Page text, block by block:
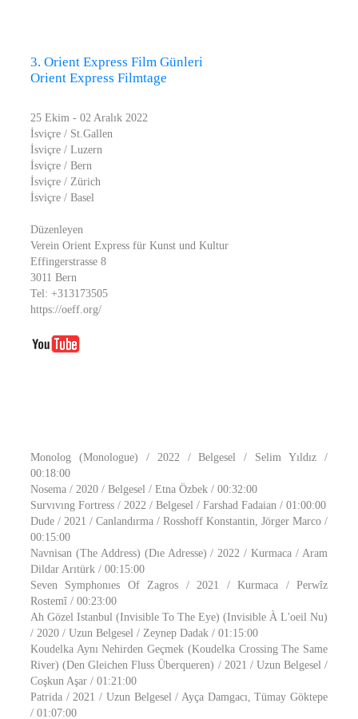
3. Orient Express Film Günleri
Orient Express Filmtage
25 Ekim - 02 Aralık 2022
İsviçre / St.Gallen
İsviçre / Luzern
İsviçre / Bern
İsviçre / Zürich
İsviçre / Basel
Düzenleyen
Verein Orient Express für Kunst und Kultur
Effingerstrasse 8
3011 Bern
Tel: +313173505
https://oeff.org/
Monolog (Monologue) / 2022 / Belgesel / Selim Yıldız /
00:18:00
Nosema / 2020 / Belgesel / Etna Özbek / 00:32:00
Survıvıng Fortress / 2022 / Belgesel / Farshad Fadaian / 01:00:00
Dude / 2021 / Canlandırma / Rosshoff Konstantin, Jörger Marco /
00:15:00
Navnisan (The Address) (Dıe Adresse) / 2022 / Kurmaca / Aram
Dildar Arıtürk / 00:15:00
Seven Symphonıes Of Zagros / 2021 / Kurmaca / Perwîz
Rostemî / 00:23:00
Ah Gözel Istanbul (Invisible To The Eye) (Invisible À L'oeil Nu)
/ 2020 / Uzun Belgesel / Zeynep Dadak / 01:15:00
Koudelka Aynı Nehirden Geçmek (Koudelka Crossing The Same
River) (Den Gleichen Fluss Überqueren) / 2021 / Uzun Belgesel /
Coşkun Aşar / 01:21:00
Patrida / 2021 / Uzun Belgesel / Ayça Damgacı, Tümay Göktepe
/ 01:07:00